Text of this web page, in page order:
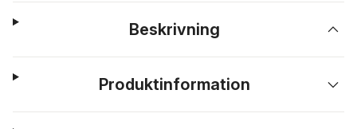
Beskrivning
Produktinformation